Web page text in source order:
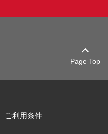
Page Top
ご利用条件